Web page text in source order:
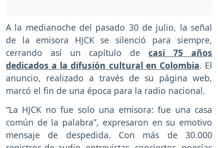
A la medianoche del pasado 30 de julio, la señal
de la emisora HJCK se silenció para siempre,
cerrando así un capítulo de casi 75 años
dedicados a la difusión cultural en Colombia. El
anuncio, realizado a través de su página web,
marcó el fin de una época para la radio nacional.
“La HJCK no fue solo una emisora: fue una casa
común de la palabra”, expresaron en su emotivo
mensaje de despedida. Con más de 30.000